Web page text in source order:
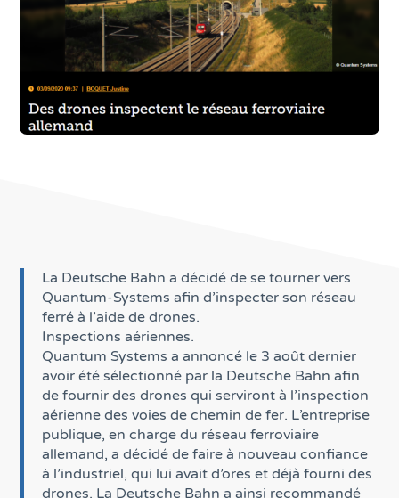
La Deutsche Bahn a décidé de se tourner vers
Quantum-Systems afin d’inspecter son réseau
ferré à l’aide de drones.
Inspections aériennes.
Quantum Systems a annoncé le 3 août dernier
avoir été sélectionné par la Deutsche Bahn afin
de fournir des drones qui serviront à l’inspection
aérienne des voies de chemin de fer. L’entreprise
publique, en charge du réseau ferroviaire
allemand, a décidé de faire à nouveau confiance
à l’industriel, qui lui avait d’ores et déjà fourni des
drones. La Deutsche Bahn a ainsi recommandé